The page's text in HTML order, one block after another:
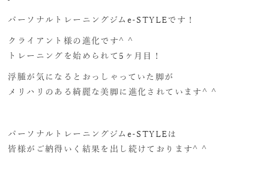
パーソナルトレーニングジムe-STYLEです！
クライアント様の進化です^ ^
トレーニングを始められて5ヶ月目！
浮腫が気になるとおっしゃっていた脚が
メリハリのある綺麗な美脚に進化されています^ ^
パーソナルトレーニングジムe-STYLEは
皆様がご納得いく結果を出し続けております^ ^